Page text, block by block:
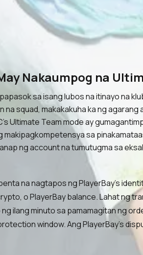
Nakaumpog na
sa isang lubos na itinayo na
squad, makakakuha ka ng
Ultimate Team mode ay
sa
ng account na tumutugma sa
na nagtapos ng PlayerBay's
o PlayerBay balance. Lahat ng
ilang minuto sa pamamagitan ng
window. Ang PlayerBay's